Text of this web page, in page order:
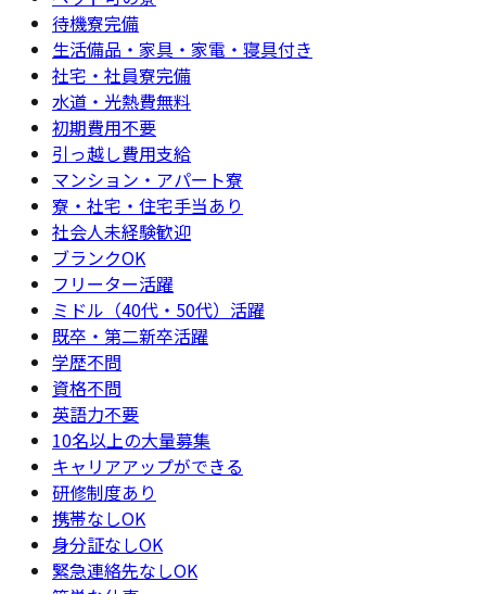
待機寮完備
生活備品・家具・家電・寝具付き
社宅・社員寮完備
水道・光熱費無料
初期費用不要
引っ越し費用支給
マンション・アパート寮
寮・社宅・住宅手当あり
社会人未経験歓迎
ブランクOK
フリーター活躍
ミドル（40代・50代）活躍
既卒・第二新卒活躍
学歴不問
資格不問
英語力不要
10名以上の大量募集
キャリアアップができる
研修制度あり
携帯なしOK
身分証なしOK
緊急連絡先なしOK